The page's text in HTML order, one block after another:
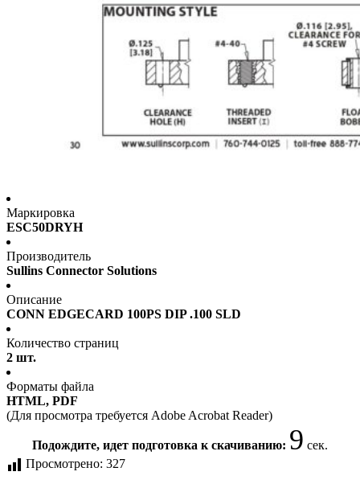
Маркировка
ESC50DRYH
Производитель
Sullins Connector Solutions
Описание
CONN EDGECARD 100PS DIP .100 SLD
Количество страниц
2 шт.
Форматы файла
HTML, PDF
(Для просмотра требуется Adobe Acrobat Reader)
Подождите, идет подготовка к скачиванию: 9 сек.
Просмотрено: 327